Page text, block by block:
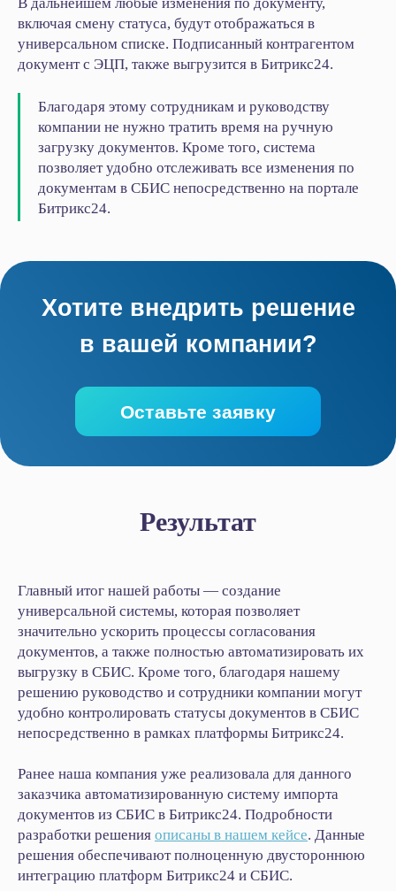
включая смену статуса, будут отображаться в
универсальном списке. Подписанный контрагентом
документ с ЭЦП, также выгрузится в Битрикс24.
Благодаря этому сотрудникам и руководству
компании не нужно тратить время на ручную
загрузку документов. Кроме того, система
позволяет удобно отслеживать все изменения по
документам в СБИС непосредственно на портале
Битрикс24.
Результат
Главный итог нашей работы — создание
универсальной системы, которая позволяет
значительно ускорить процессы согласования
документов, а также полностью автоматизировать их
выгрузку в СБИС. Кроме того, благодаря нашему
решению руководство и сотрудники компании могут
удобно контролировать статусы документов в СБИС
непосредственно в рамках платформы Битрикс24.
Ранее наша компания уже реализовала для данного
заказчика автоматизированную систему импорта
документов из СБИС в Битрикс24. Подробности
разработки решения описаны в нашем кейсе. Данные
решения обеспечивают полноценную двустороннюю
интеграцию платформ Битрикс24 и СБИС.
+7
Нажимая на кнопку, я даю Согласие на обработку
персональных данных в соответствии сПолитикой
Конфиденциальности